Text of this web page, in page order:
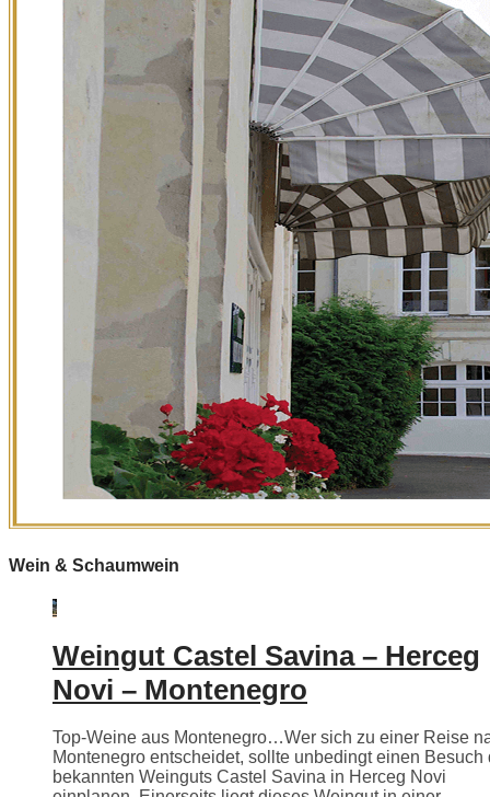
Wein & Schaumwein
Weingut Castel Savina – Herceg
Novi – Montenegro
Top-Weine aus Montenegro…Wer sich zu einer Reise
Montenegro entscheidet, sollte unbedingt einen Besuch
bekannten Weinguts Castel Savina in Herceg Novi